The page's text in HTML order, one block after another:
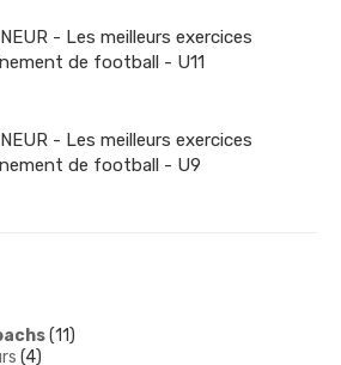
- Les meilleurs exercices
de football - U11
- Les meilleurs exercices
de football - U9
(11)
(4)